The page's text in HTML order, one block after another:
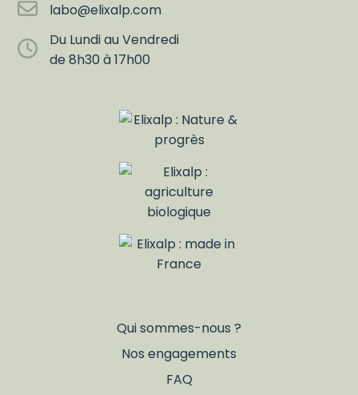
labo@elixalp.com
Du Lundi au Vendredi
de 8h30 à 17h00
Qui sommes-nous ?
Nos engagements
FAQ